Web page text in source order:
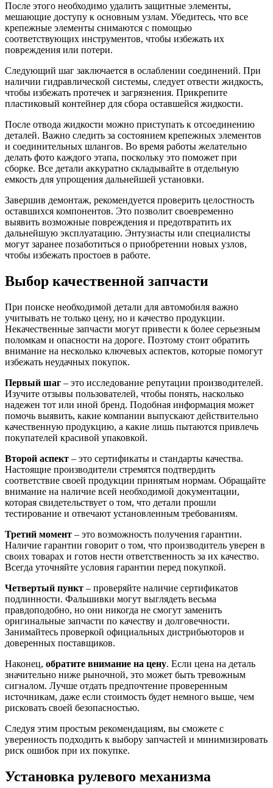
После этого необходимо удалить защитные элементы,
мешающие доступу к основным узлам. Убедитесь, что все
крепежные элементы снимаются с помощью
соответствующих инструментов, чтобы избежать их
повреждения или потери.
Следующий шаг заключается в ослаблении соединений. При
наличии гидравлической системы, следует отвести жидкость,
чтобы избежать протечек и загрязнения. Прикрепите
пластиковый контейнер для сбора оставшейся жидкости.
После отвода жидкости можно приступать к отсоединению
деталей. Важно следить за состоянием крепежных элементов
и соединительных шлангов. Во время работы желательно
делать фото каждого этапа, поскольку это поможет при
сборке. Все детали аккуратно складывайте в отдельную
емкость для упрощения дальнейшей установки.
Завершив демонтаж, рекомендуется проверить целостность
оставшихся компонентов. Это позволит своевременно
выявить возможные повреждения и предотвратить их
дальнейшую эксплуатацию. Энтузиасты или специалисты
могут заранее позаботиться о приобретении новых узлов,
чтобы избежать простоев в работе.
Выбор качественной запчасти
При поиске необходимой детали для автомобиля важно
учитывать не только цену, но и качество продукции.
Некачественные запчасти могут привести к более серьезным
поломкам и опасности на дороге. Поэтому стоит обратить
внимание на несколько ключевых аспектов, которые помогут
избежать неудачных покупок.
Первый шаг – это исследование репутации производителей.
Изучите отзывы пользователей, чтобы понять, насколько
надежен тот или иной бренд. Подобная информация может
помочь выявить, какие компании выпускают действительно
качественную продукцию, а какие лишь пытаются привлечь
покупателей красивой упаковкой.
Второй аспект – это сертификаты и стандарты качества.
Настоящие производители стремятся подтвердить
соответствие своей продукции принятым нормам. Обращайте
внимание на наличие всей необходимой документации,
которая свидетельствует о том, что детали прошли
тестирование и отвечают установленным требованиям.
Третий момент – это возможность получения гарантии.
Наличие гарантии говорит о том, что производитель уверен в
своих товарах и готов нести ответственность за их качество.
Всегда уточняйте условия гарантии перед покупкой.
Четвертый пункт – проверяйте наличие сертификатов
подлинности. Фальшивки могут выглядеть весьма
правдоподобно, но они никогда не смогут заменить
оригинальные запчасти по качеству и долговечности.
Занимайтесь проверкой официальных дистрибьюторов и
доверенных поставщиков.
Наконец, обратите внимание на цену. Если цена на деталь
значительно ниже рыночной, это может быть тревожным
сигналом. Лучше отдать предпочтение проверенным
источникам, даже если стоимость будет немного выше, чем
рисковать своей безопасностью.
Следуя этим простым рекомендациям, вы сможете с
уверенность подходить к выбору запчастей и минимизировать
риск ошибок при их покупке.
Установка рулевого механизма